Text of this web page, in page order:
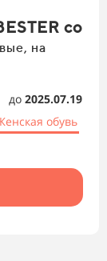
со
на
до 2025.07.19
обувь